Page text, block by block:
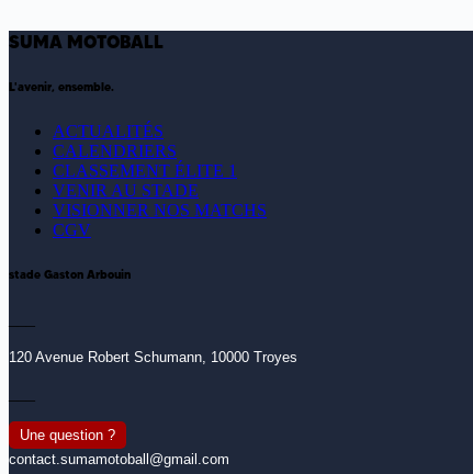
SUMA MOTOBALL
L'avenir, ensemble.
ACTUALITÉS
CALENDRIERS
CLASSEMENT ÉLITE 1
VENIR AU STADE
VISIONNER NOS MATCHS
CGV
stade Gaston Arbouin
120 Avenue Robert Schumann, 10000 Troyes
Une question ?
contact.sumamotoball@gmail.com